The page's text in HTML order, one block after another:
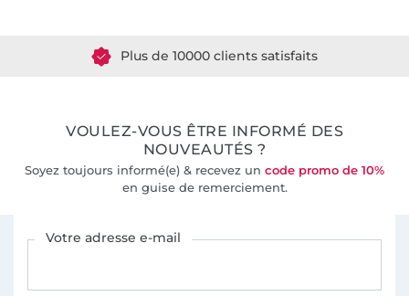
36 ans d'expérience
VOULEZ-VOUS ÊTRE INFORMÉ DES
NOUVEAUTÉS ?
Soyez toujours informé(e) & recevez un code promo de 10%
en guise de remerciement.
Votre adresse e-mail